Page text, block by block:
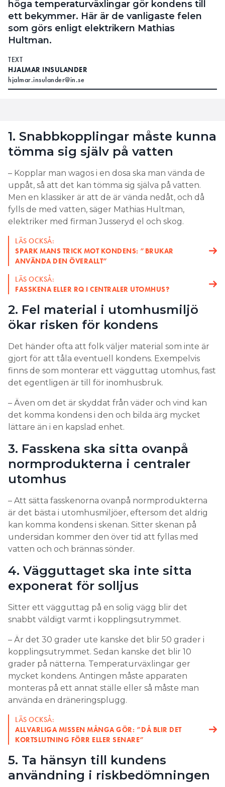
höga temperaturväxlingar gör kondens till
ett bekymmer. Här är de vanligaste felen
som görs enligt elektrikern Mathias
Hultman.
TEXT
HJALMAR INSULANDER
hjalmar.insulander@in.se
1. Snabbkopplingar måste kunna
tömma sig själv på vatten
– Kopplar man wagos i en dosa ska man vända de
uppåt, så att det kan tömma sig själva på vatten.
Men en klassiker är att de är vända nedåt, och då
fylls de med vatten, säger Mathias Hultman,
elektriker med firman Jusseryd el och skog.
LÄS OCKSÅ:
SPARK MANS TRICK MOT KONDENS: ”BRUKAR
ANVÄNDA DEN ÖVERALLT”
LÄS OCKSÅ:
FASSKENA ELLER RQ I CENTRALER UTOMHUS?
2. Fel material i utomhusmiljö
ökar risken för kondens
Det händer ofta att folk väljer material som inte är
gjort för att tåla eventuell kondens. Exempelvis
finns de som monterar ett vägguttag utomhus, fast
det egentligen är till för inomhusbruk.
– Även om det är skyddat från väder och vind kan
det komma kondens i den och bilda ärg mycket
lättare än i en kapslad enhet.
3. Fasskena ska sitta ovanpå
normprodukterna i centraler
utomhus
– Att sätta fasskenorna ovanpå normprodukterna
är det bästa i utomhusmiljöer, eftersom det aldrig
kan komma kondens i skenan. Sitter skenan på
undersidan kommer den över tid att fyllas med
vatten och och brännas sönder.
4. Vägguttaget ska inte sitta
exponerat för solljus
Sitter ett vägguttag på en solig vägg blir det
snabbt väldigt varmt i kopplingsutrymmet.
– Är det 30 grader ute kanske det blir 50 grader i
kopplingsutrymmet. Sedan kanske det blir 10
grader på nätterna. Temperaturväxlingar ger
mycket kondens. Antingen måste apparaten
monteras på ett annat ställe eller så måste man
använda en dräneringsplugg.
LÄS OCKSÅ:
ALLVARLIGA MISSEN MÅNGA GÖR: ”DÅ BLIR DET
KORTSLUTNING FÖRR ELLER SENARE”
5. Ta hänsyn till kundens
användning i riskbedömningen